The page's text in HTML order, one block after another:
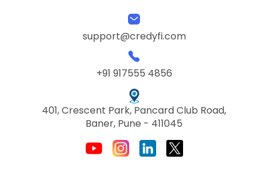
support@credyfi.com
+91 917555 4856
401, Crescent Park, Pancard Club Road,
Baner, Pune - 411045